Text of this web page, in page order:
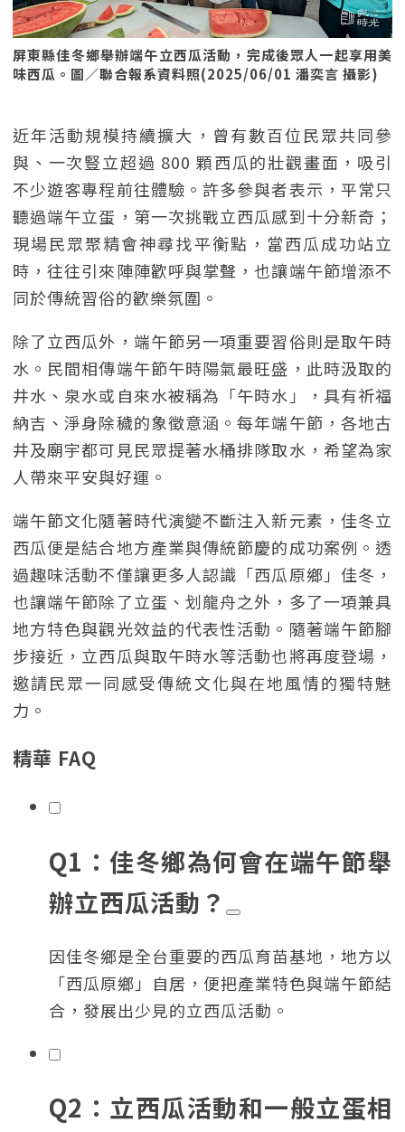
屏東縣佳冬鄉舉辦端午立西瓜活動，完成後眾人一起享用美
味西瓜。圖／聯合報系資料照(2025/06/01 潘奕言 攝影)
近年活動規模持續擴大，曾有數百位民眾共同參
與、一次豎立超過 800 顆西瓜的壯觀畫面，吸引
不少遊客專程前往體驗。許多參與者表示，平常只
聽過端午立蛋，第一次挑戰立西瓜感到十分新奇；
現場民眾聚精會神尋找平衡點，當西瓜成功站立
時，往往引來陣陣歡呼與掌聲，也讓端午節增添不
同於傳統習俗的歡樂氛圍。
除了立西瓜外，端午節另一項重要習俗則是取午時
水。民間相傳端午節午時陽氣最旺盛，此時汲取的
井水、泉水或自來水被稱為「午時水」，具有祈福
納吉、淨身除穢的象徵意涵。每年端午節，各地古
井及廟宇都可見民眾提著水桶排隊取水，希望為家
人帶來平安與好運。
端午節文化隨著時代演變不斷注入新元素，佳冬立
西瓜便是結合地方產業與傳統節慶的成功案例。透
過趣味活動不僅讓更多人認識「西瓜原鄉」佳冬，
也讓端午節除了立蛋、划龍舟之外，多了一項兼具
地方特色與觀光效益的代表性活動。隨著端午節腳
步接近，立西瓜與取午時水等活動也將再度登場，
邀請民眾一同感受傳統文化與在地風情的獨特魅
力。
精華 FAQ
Q1：佳冬鄉為何會在端午節舉
辦立西瓜活動？
因佳冬鄉是全台重要的西瓜育苗基地，地方以
「西瓜原鄉」自居，便把產業特色與端午節結
合，發展出少見的立西瓜活動。
Q2：立西瓜活動和一般立蛋相